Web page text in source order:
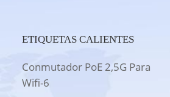
ETIQUETAS CALIENTES
Conmutador PoE 2,5G Para
Wifi-6